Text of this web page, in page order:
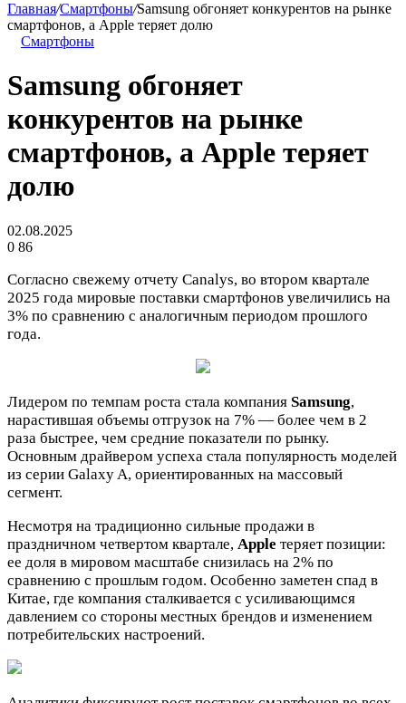
Главная/Смартфоны/Samsung обгоняет конкурентов на рынке
смартфонов, а Apple теряет долю
Смартфоны
Samsung обгоняет
конкурентов на рынке
смартфонов, а Apple теряет
долю
02.08.2025
0 86
Согласно свежему отчету Canalys, во втором квартале
2025 года мировые поставки смартфонов увеличились на
3% по сравнению с аналогичным периодом прошлого
года.
Лидером по темпам роста стала компания Samsung,
нарастившая объемы отгрузок на 7% — более чем в 2
раза быстрее, чем средние показатели по рынку.
Основным драйвером успеха стала популярность моделей
из серии Galaxy A, ориентированных на массовый
сегмент.
Несмотря на традиционно сильные продажи в
праздничном четвертом квартале, Apple теряет позиции:
ее доля в мировом масштабе снизилась на 2% по
сравнению с прошлым годом. Особенно заметен спад в
Китае, где компания сталкивается с усиливающимся
давлением со стороны местных брендов и изменением
потребительских настроений.